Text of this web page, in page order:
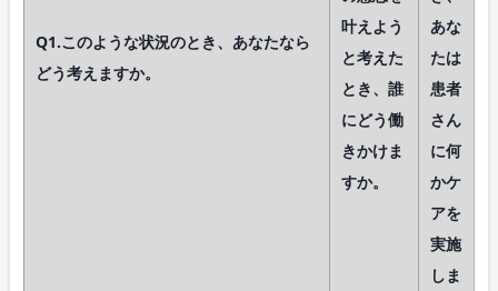
Q1.このような状況のとき、あなたなら
どう考えますか。
叶えよう
と考えた
とき、誰
にどう働
きかけま
すか。
あな
たは
患者
さん
に何
かケ
アを
実施
しま